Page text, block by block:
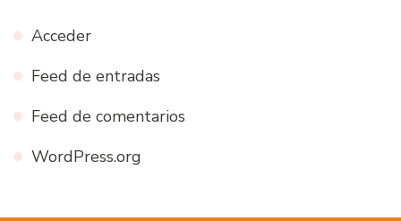
Acceder
Feed de entradas
Feed de comentarios
WordPress.org